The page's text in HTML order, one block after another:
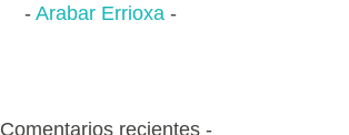
Arabar Errioxa
Comentarios recientes